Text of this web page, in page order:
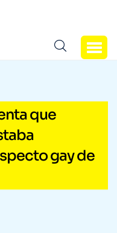
que
gay de